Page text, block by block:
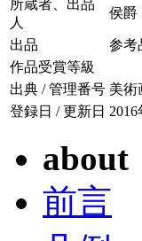
所蔵者、出品
人
侯
出品
参考
作品受賞等級
出典 / 管理番号 美術
登録日 / 更新日
about
前言